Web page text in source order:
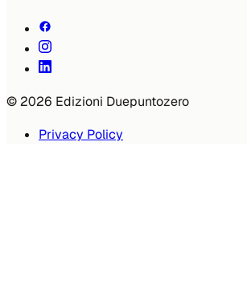
© 2026 Edizioni Duepuntozero
Privacy Policy